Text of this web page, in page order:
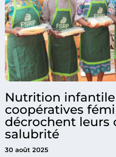
Nutrition infantile
coopératives
décrochent leurs
salubrité
30 août 2025